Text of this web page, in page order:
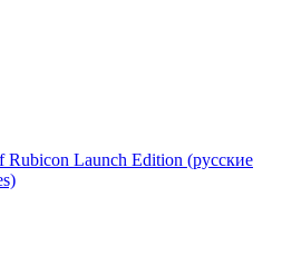
Launch Edition (русские